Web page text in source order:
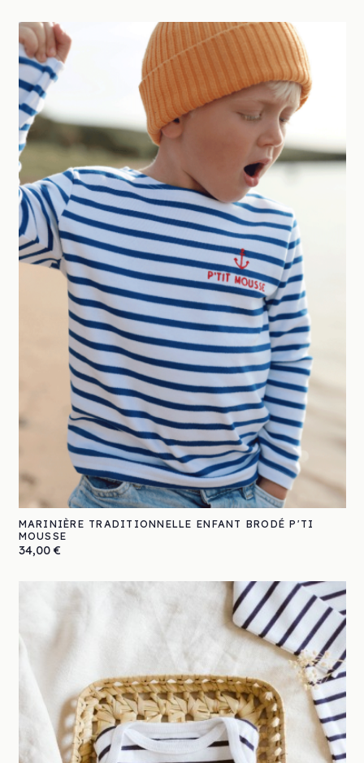
MARINIÈRE TRADITIONNELLE ENFANT BRODÉ P'TI
MOUSSE
Prix
34,00 €